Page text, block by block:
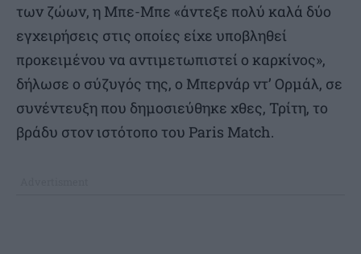
των ζώων, η Μπε-Μπε «άντεξε πολύ καλά δύο
εγχειρήσεις στις οποίες είχε υποβληθεί
προκειμένου να αντιμετωπιστεί ο καρκίνος»,
δήλωσε ο σύζυγός της, ο Μπερνάρ ντ’ Ορμάλ, σε
συνέντευξη που δημοσιεύθηκε χθες, Τρίτη, το
βράδυ στον ιστότοπο του Paris Match.